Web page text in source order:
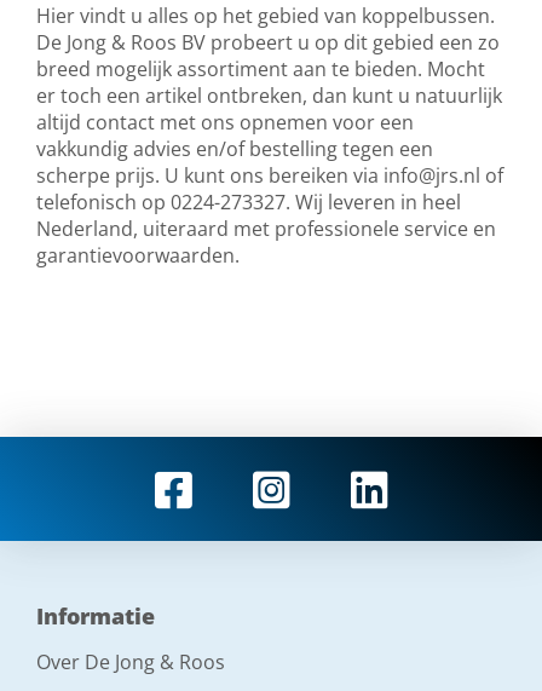
Hier vindt u alles op het gebied van koppelbussen.
De Jong & Roos BV probeert u op dit gebied een zo
breed mogelijk assortiment aan te bieden. Mocht
er toch een artikel ontbreken, dan kunt u natuurlijk
altijd contact met ons opnemen voor een
vakkundig advies en/of bestelling tegen een
scherpe prijs. U kunt ons bereiken via info@jrs.nl of
telefonisch op 0224-273327. Wij leveren in heel
Nederland, uiteraard met professionele service en
garantievoorwaarden.
Informatie
Over De Jong & Roos